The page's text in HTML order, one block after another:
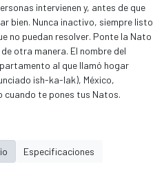
intervienen y, antes de que
bien. Nunca inactivo, siempre listo
no puedan resolver. Ponte la Nato
otra manera. El nombre del
al que llamó hogar
ish-ka-lak), México,
cuando te pones tus Natos.
Especificaciones